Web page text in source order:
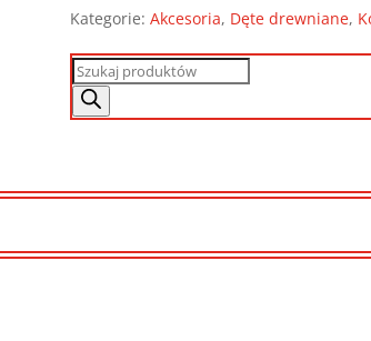
Kategorie:Akcesoria, Dęte drewniane,
Wyszukiwarka
produktów